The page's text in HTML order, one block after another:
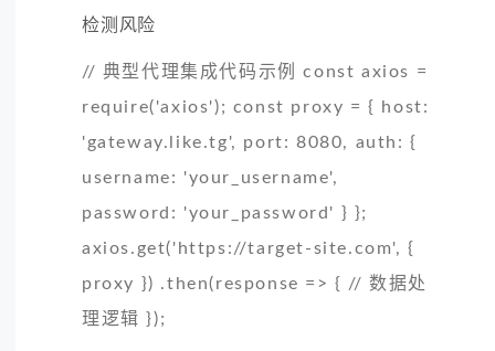
检测风险
// 典型代理集成代码示例 const axios =
require('axios'); const proxy = { host:
'gateway.like.tg', port: 8080, auth: {
username: 'your_username',
password: 'your_password' } };
axios.get('https://target-site.com', {
proxy }) .then(response => { // 数据处
理逻辑 });